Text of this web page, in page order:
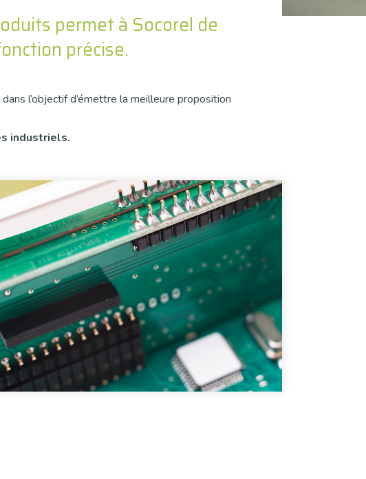
permet à Socorel de
précise.
dans l’objectif d’émettre la meilleure proposition
industriels.